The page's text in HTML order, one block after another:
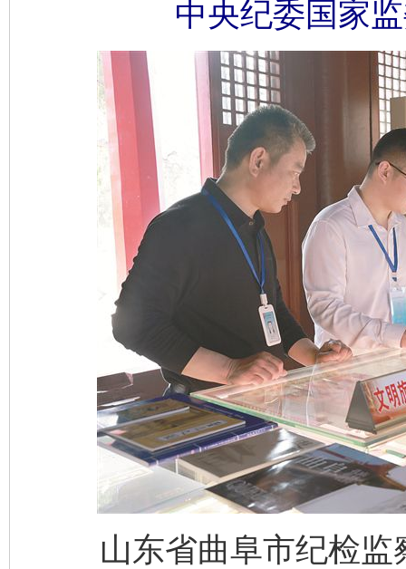
中央纪委国家
山东省曲阜市纪检监